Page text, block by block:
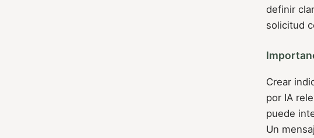
definir
solicitud
Crear
por IA
puede
Un